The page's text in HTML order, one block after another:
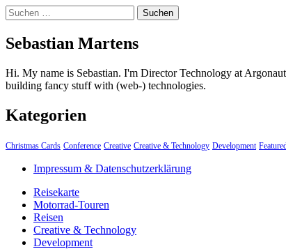
Suchen
nach:
Sebastian Martens
Hi. My name is Sebastian. I'm Director Technology at
building fancy stuff with (web-) technologies.
Kategorien
Christmas Cards Conference Creative Creative & Technology Development
Impressum & Datenschutzerklärung
Reisekarte
Motorrad-Touren
Reisen
Creative & Technology
Development